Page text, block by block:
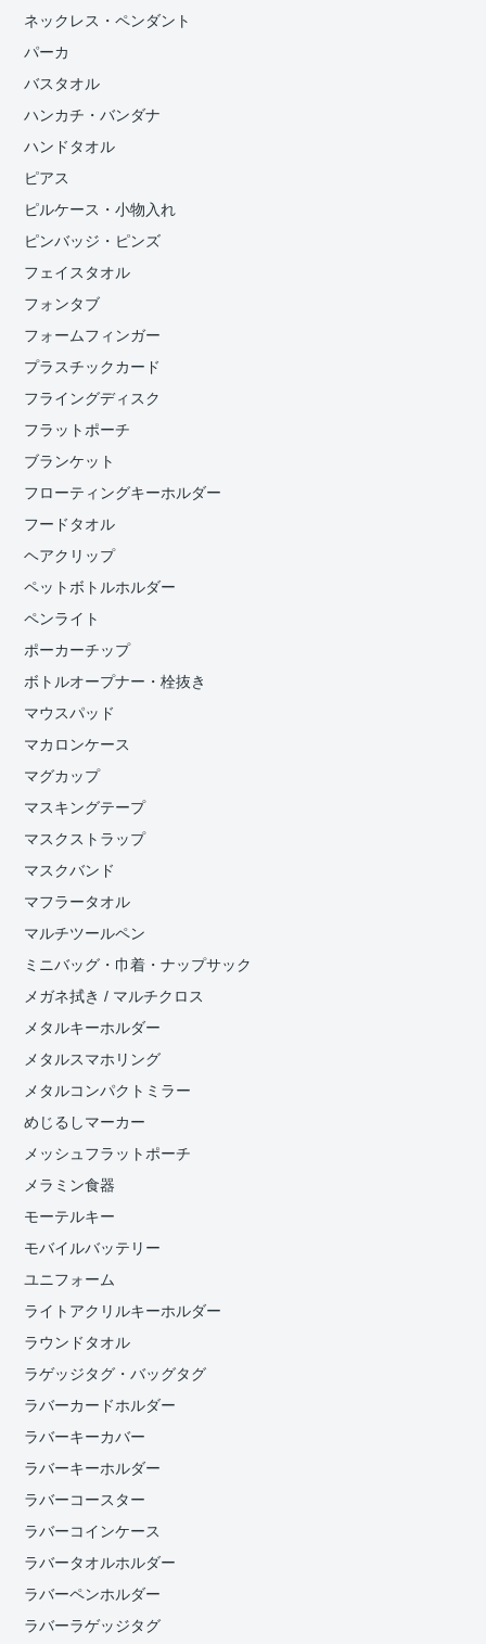
ネックレス・ペンダント
パーカ
バスタオル
ハンカチ・バンダナ
ハンドタオル
ピアス
ピルケース・小物入れ
ピンバッジ・ピンズ
フェイスタオル
フォンタブ
フォームフィンガー
プラスチックカード
フライングディスク
フラットポーチ
ブランケット
フローティングキーホルダー
フードタオル
ヘアクリップ
ペットボトルホルダー
ペンライト
ポーカーチップ
ボトルオープナー・栓抜き
マウスパッド
マカロンケース
マグカップ
マスキングテープ
マスクストラップ
マスクバンド
マフラータオル
マルチツールペン
ミニバッグ・巾着・ナップサック
メガネ拭き / マルチクロス
メタルキーホルダー
メタルスマホリング
メタルコンパクトミラー
めじるしマーカー
メッシュフラットポーチ
メラミン食器
モーテルキー
モバイルバッテリー
ユニフォーム
ライトアクリルキーホルダー
ラウンドタオル
ラゲッジタグ・バッグタグ
ラバーカードホルダー
ラバーキーカバー
ラバーキーホルダー
ラバーコースター
ラバーコインケース
ラバータオルホルダー
ラバーペンホルダー
ラバーラゲッジタグ